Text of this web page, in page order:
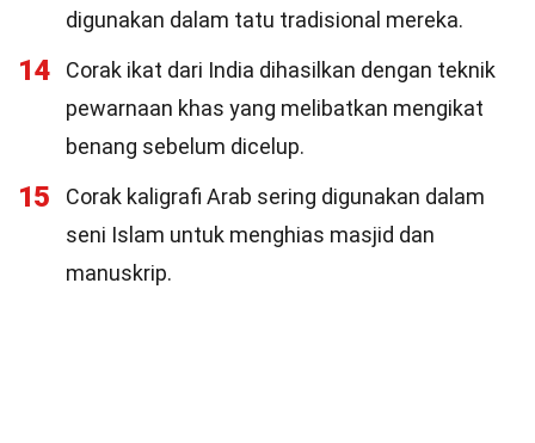
digunakan dalam tatu tradisional mereka.
14
Corak ikat dari India dihasilkan dengan teknik
pewarnaan khas yang melibatkan mengikat
benang sebelum dicelup.
15
Corak kaligrafi Arab sering digunakan dalam
seni Islam untuk menghias masjid dan
manuskrip.